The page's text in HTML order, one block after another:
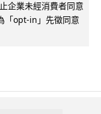
企業未經消費者同意
「opt-in」先徵同意